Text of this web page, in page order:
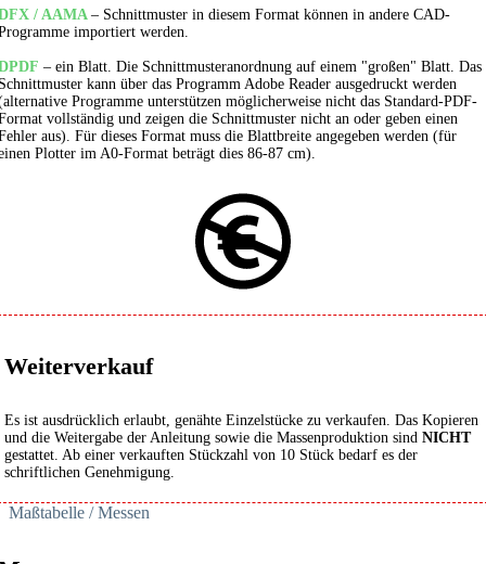
/ AAMA – Schnittmuster in diesem Format können in andere CAD-
importiert werden.
– ein Blatt. Die Schnittmusteranordnung auf einem "großen" Blatt. Das
kann über das Programm Adobe Reader ausgedruckt werden
Programme unterstützen möglicherweise nicht das Standard-PDF-
vollständig und zeigen die Schnittmuster nicht an oder geben einen
aus). Für dieses Format muss die Blattbreite angegeben werden (für
Plotter im A0-Format beträgt dies 86-87 cm).
Weiterverkauf
Es ist ausdrücklich erlaubt, genähte Einzelstücke zu verkaufen. Das Kopieren
und die Weitergabe der Anleitung sowie die Massenproduktion sind NICHT
gestattet. Ab einer verkauften Stückzahl von 10 Stück bedarf es der
schriftlichen Genehmigung.
Maßtabelle / Messen